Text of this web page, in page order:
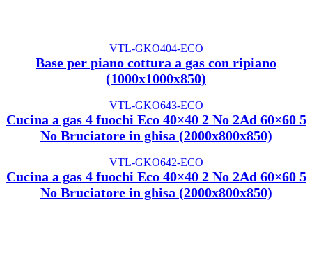
VTL-GKO404-ECO
Base per piano cottura a gas con ripiano
(1000x1000x850)
VTL-GKO643-ECO
Cucina a gas 4 fuochi Eco 40×40 2 No 2Ad 60×60 5
No Bruciatore in ghisa (2000x800x850)
VTL-GKO642-ECO
Cucina a gas 4 fuochi Eco 40×40 2 No 2Ad 60×60 5
No Bruciatore in ghisa (2000x800x850)